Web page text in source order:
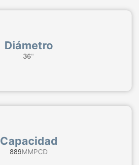
Diámetro
36"
Capacidad
889MMPCD